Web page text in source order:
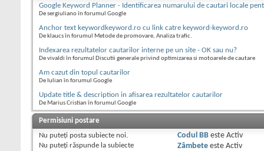
Google Keyword Planner - Identificarea numarului de cautari locale
De sergiuliano în forumul Google
Anchor text keywordkeyword.ro cu link catre keyword-keyword.ro
De klaucs în forumul Metode de promovare, Analiza trafic.
Indexarea rezultatelor cautarilor interne pe un site - OK sau nu?
De vivaldi în forumul Discutii generale privind optimizarea si motoarele de cautare
Am cazut din topul cautarilor
De Iulian în forumul Google
Update title & description in afisarea rezultatelor cautarilor
De Marius Cristian în forumul Google
Permisiuni postare
Nu puteţi posta subiecte noi.
Nu puteţi răspunde la subiecte
Codul BBeste Activ
Zâmbeteeste Activ